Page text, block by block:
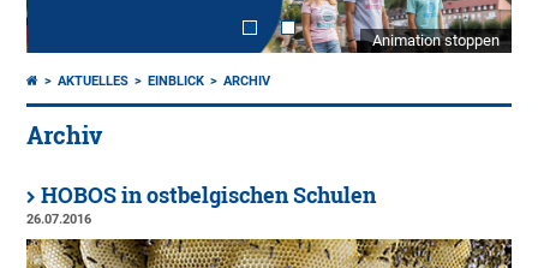
Animation stoppen
AKTUELLES EINBLICK ARCHIV
Archiv
HOBOS in ostbelgischen Schulen
26.07.2016